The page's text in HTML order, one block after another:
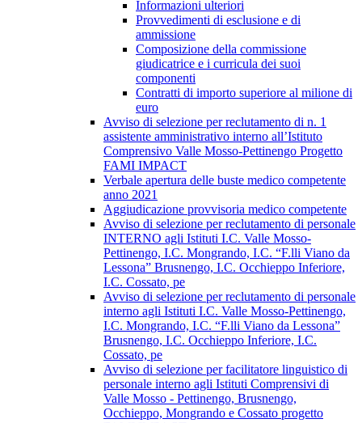
Informazioni ulteriori
Provvedimenti di esclusione e di
ammissione
Composizione della commissione
giudicatrice e i curricula dei suoi
componenti
Contratti di importo superiore al milione di
euro
Avviso di selezione per reclutamento di n. 1
assistente amministrativo interno all’Istituto
Comprensivo Valle Mosso-Pettinengo Progetto
FAMI IMPACT
Verbale apertura delle buste medico competente
anno 2021
Aggiudicazione provvisoria medico competente
Avviso di selezione per reclutamento di personale
INTERNO agli Istituti I.C. Valle Mosso-
Pettinengo, I.C. Mongrando, I.C. “F.lli Viano da
Lessona” Brusnengo, I.C. Occhieppo Inferiore,
I.C. Cossato, pe
Avviso di selezione per reclutamento di personale
interno agli Istituti I.C. Valle Mosso-Pettinengo,
I.C. Mongrando, I.C. “F.lli Viano da Lessona”
Brusnengo, I.C. Occhieppo Inferiore, I.C.
Cossato, pe
Avviso di selezione per facilitatore linguistico di
personale interno agli Istituti Comprensivi di
Valle Mosso - Pettinengo, Brusnengo,
Occhieppo, Mongrando e Cossato progetto